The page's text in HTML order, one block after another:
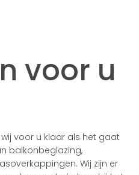
voor u
voor u klaar als het gaat
balkonbeglazing,
Wij zijn er